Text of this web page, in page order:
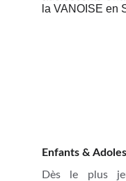
Enfants &
Dès le plus